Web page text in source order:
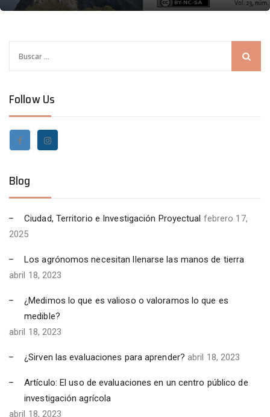
c
Follow Us
Blog
Ciudad, Territorio e Investigación Proyectual febrero 17,
2025
Los agrónomos necesitan llenarse las manos de tierra
abril 18, 2023
¿Medimos lo que es valioso o valoramos lo que es
medible?
abril 18, 2023
¿Sirven las evaluaciones para aprender? abril 18, 2023
Artículo: El uso de evaluaciones en un centro público de
investigación agrícola
abril 18, 2023